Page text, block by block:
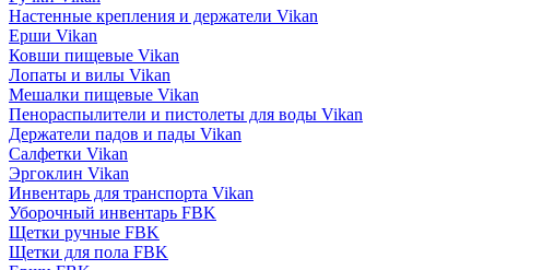
Настенные крепления и держатели Vikan
Ерши Vikan
Ковши пищевые Vikan
Лопаты и вилы Vikan
Мешалки пищевые Vikan
Пенораспылители и пистолеты для воды Vikan
Держатели падов и пады Vikan
Салфетки Vikan
Эргоклин Vikan
Инвентарь для транспорта Vikan
Уборочный инвентарь FBK
Щетки ручные FBK
Щетки для пола FBK